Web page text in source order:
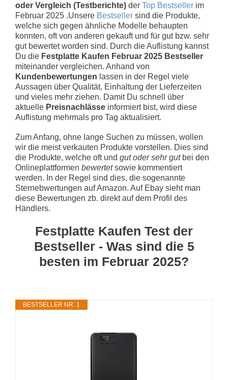
oder Vergleich (Testberichte) der Top Bestseller im
Februar 2025 .Unsere Bestseller sind die Produkte,
welche sich gegen ähnliche Modelle behaupten
konnten, oft von anderen gekauft und für gut bzw. sehr
gut bewertet worden sind. Durch die Auflistung kannst
Du die Festplatte Kaufen Februar 2025 Bestseller
miteinander vergleichen. Anhand von
Kundenbewertungen lassen in der Regel viele
Aussagen über Qualität, Einhaltung der Lieferzeiten
und vieles mehr ziehen. Damit Du schnell über
aktuelle Preisnachlässe informiert bist, wird diese
Auflistung mehrmals pro Tag aktualisiert.
Zum Anfang, ohne lange Suchen zu müssen, wollen
wir die meist verkauten Produkte vorstellen. Dies sind
die Produkte, welche oft und gut oder sehr gutbei den
Onlineplattformen bewertetsowie kommentiert
werden. In der Regel sind dies, die sogenannte
Sternebwertungen auf Amazon. Auf Ebay sieht man
diese Bewertungen zb. direkt auf dem Profil des
Händlers.
Festplatte Kaufen Test der
Bestseller - Was sind die 5
besten im Februar 2025?
BESTSELLER NR. 1